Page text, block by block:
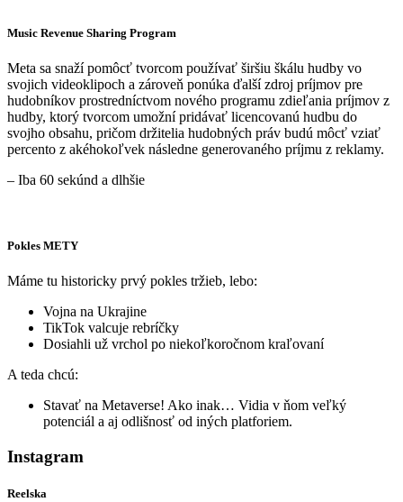
Music Revenue Sharing Program
Meta sa snaží pomôcť tvorcom používať širšiu škálu hudby vo
svojich videoklipoch a zároveň ponúka ďalší zdroj príjmov pre
hudobníkov prostredníctvom nového programu zdieľania príjmov z
hudby, ktorý tvorcom umožní pridávať licencovanú hudbu do
svojho obsahu, pričom držitelia hudobných práv budú môcť vziať
percento z akéhokoľvek následne generovaného príjmu z reklamy.
– Iba 60 sekúnd a dlhšie
Pokles METY
Máme tu historicky prvý pokles tržieb, lebo:
Vojna na Ukrajine
TikTok valcuje rebríčky
Dosiahli už vrchol po niekoľkoročnom kraľovaní
A teda chcú:
Stavať na Metaverse! Ako inak… Vidia v ňom veľký
potenciál a aj odlišnosť od iných platforiem.
Instagram
Reelska